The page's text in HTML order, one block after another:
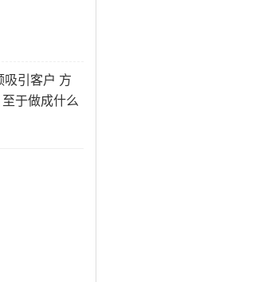
吸引客户 方
于做成什么